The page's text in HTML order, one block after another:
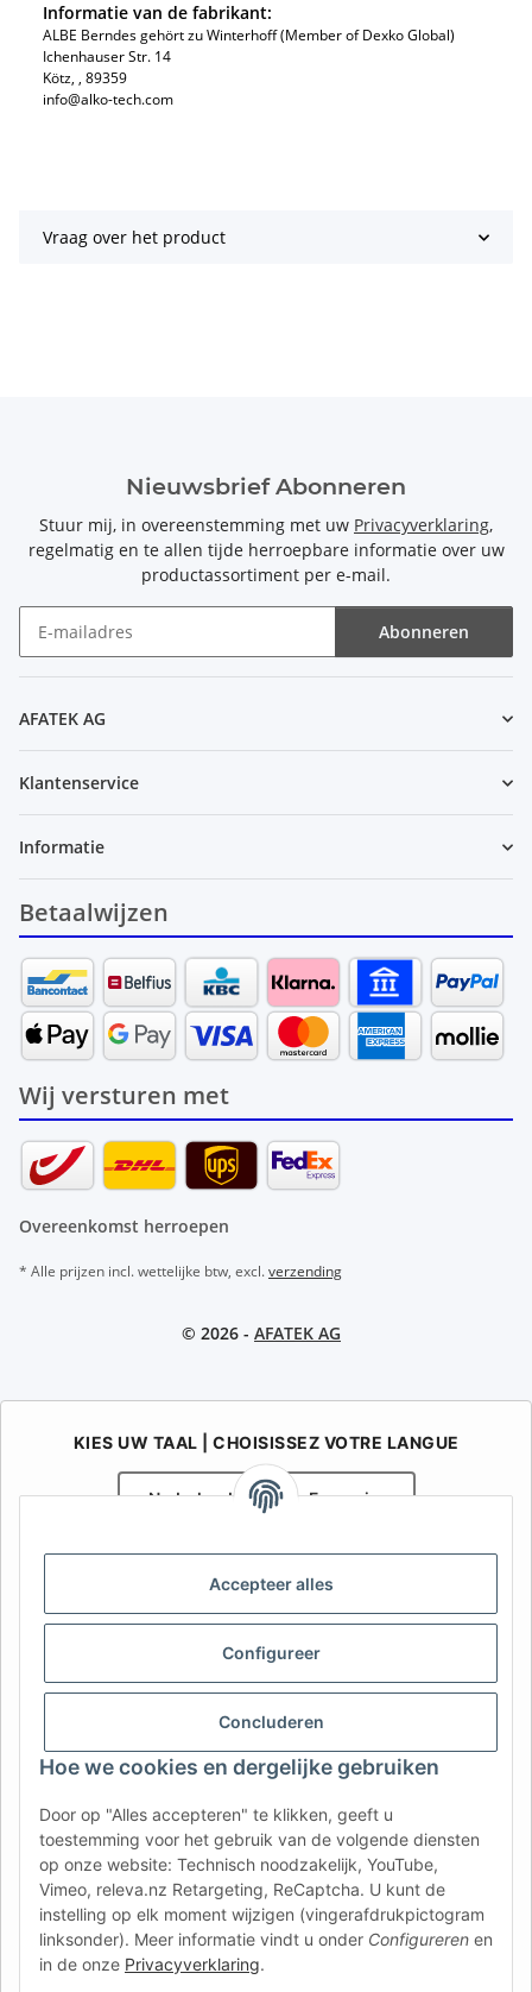
Accepteer alles
Configureer
Concluderen
Hoe we cookies en dergelijke gebruiken
Door op "Alles accepteren" te klikken, geeft u
toestemming voor het gebruik van de volgende diensten
op onze website: Technisch noodzakelijk, YouTube,
Vimeo, releva.nz Retargeting, ReCaptcha. U kunt de
instelling op elk moment wijzigen (vingerafdrukpictogram
linksonder). Meer informatie vindt u onder Configureren en
in de onze Privacyverklaring.
Informatie van de fabrikant:
ALBE Berndes gehört zu Winterhoff (Member of Dexko Global)
Ichenhauser Str. 14
Kötz​, , 89359
info@alko-tech.com
Vraag over het product
Nieuwsbrief Abonneren
Stuur mij, in overeenstemming met uw Privacyverklaring,
regelmatig en te allen tijde herroepbare informatie over uw
productassortiment per e-mail.
Abonneren
AFATEK AG
Klantenservice
Informatie
Betaalwijzen
Wij versturen met
Overeenkomst herroepen
* Alle prijzen incl. wettelijke btw, excl.verzending
© 2026 - AFATEK AG
KIES UW TAAL | CHOISISSEZ VOTRE LANGUE
Nederlands Français
Uw specialist in onderdelen voor aanhangwagens | Votre
spécialiste en pièces détachées pour remorques
Contact: info@afatek.com
AFATEK INTERNATIONAL – SELECT REGION & LANGUAGE | KIES
CH (DE)
CH (IT) BE (NL) BE (FR)
FR IT ES DK PL
UK NZ USA MX PT
SE FI CZ HU SK